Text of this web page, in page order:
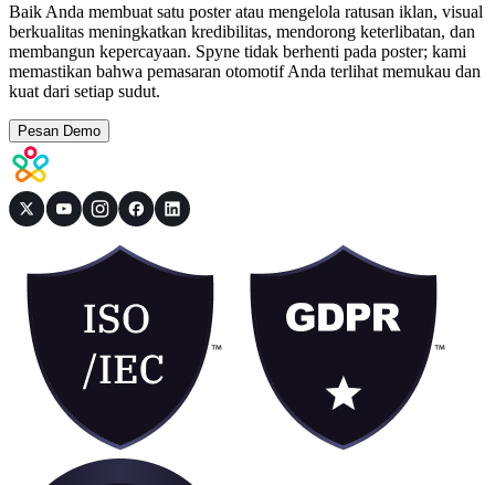
Baik Anda membuat satu poster atau mengelola ratusan iklan, visual
berkualitas meningkatkan kredibilitas, mendorong keterlibatan, dan
membangun kepercayaan. Spyne tidak berhenti pada poster; kami
memastikan bahwa pemasaran otomotif Anda terlihat memukau dan
kuat dari setiap sudut.
Pesan Demo